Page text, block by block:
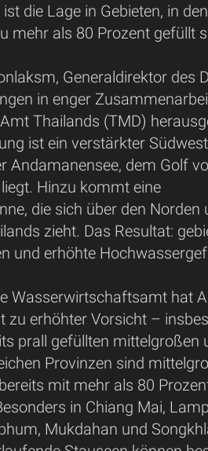
die Lage in Gebieten, in
mehr als 80 Prozent gefüllt
Generaldirektor des
in enger
Thailands (TMD)
ist ein verstärkter
Andamanensee, dem Golf
Hinzu kommt eine
die sich über den Norden
zieht. Das Resultat:
und erhöhte
Wasserwirtschaftsamt hat
zu erhöhter Vorsicht –
prall gefüllten mittelgroßen
Provinzen sind
mit mehr als 80
in Chiang Mai,
Mukdahan und